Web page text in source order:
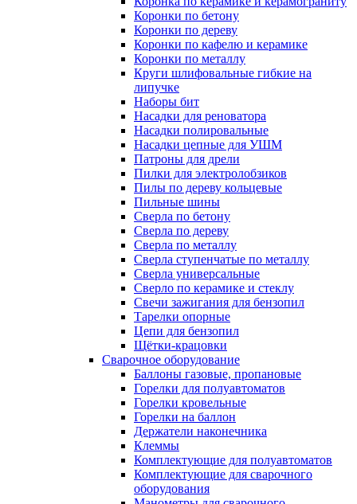
Коронки по бетону
Коронки по дереву
Коронки по кафелю и керамике
Коронки по металлу
Круги шлифовальные гибкие на
липучке
Наборы бит
Насадки для реноватора
Насадки полировальные
Насадки цепные для УШМ
Патроны для дрели
Пилки для электролобзиков
Пилы по дереву кольцевые
Пильные шины
Сверла по бетону
Сверла по дереву
Сверла по металлу
Сверла ступенчатые по металлу
Сверла универсальные
Сверло по керамике и стеклу
Свечи зажигания для бензопил
Тарелки опорные
Цепи для бензопил
Щётки-крацовки
Сварочное оборудование
Баллоны газовые, пропановые
Горелки для полуавтоматов
Горелки кровельные
Горелки на баллон
Держатели наконечника
Клеммы
Комплектующие для полуавтоматов
Комплектующие для сварочного
оборудования